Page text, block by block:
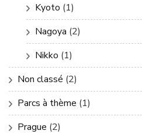
Kyoto (1)
Nagoya (2)
Nikko (1)
Non classé (2)
Parcs à thème (1)
Prague (2)